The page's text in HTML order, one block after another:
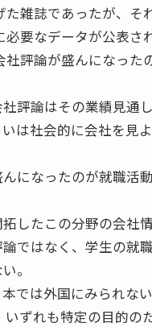
雑誌であったが、そ
必要なデータが公表さ
社評論が盛んになった
評論はその業績見通
は社会的に会社を見
になったのが就職活
したこの分野の会社
ではなく、学生の就
。
では外国にみられな
いずれも特定の目的の